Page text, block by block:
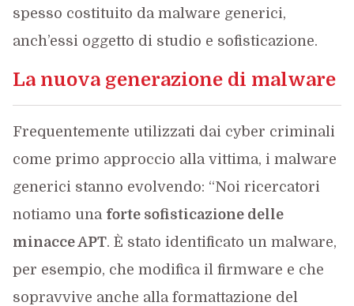
spesso costituito da malware generici,
anch’essi oggetto di studio e sofisticazione.
La nuova generazione di malware
Frequentemente utilizzati dai cyber criminali
come primo approccio alla vittima, i malware
generici stanno evolvendo: “Noi ricercatori
notiamo una forte sofisticazione delle
minacce APT. È stato identificato un malware,
per esempio, che modifica il firmware e che
sopravvive anche alla formattazione del